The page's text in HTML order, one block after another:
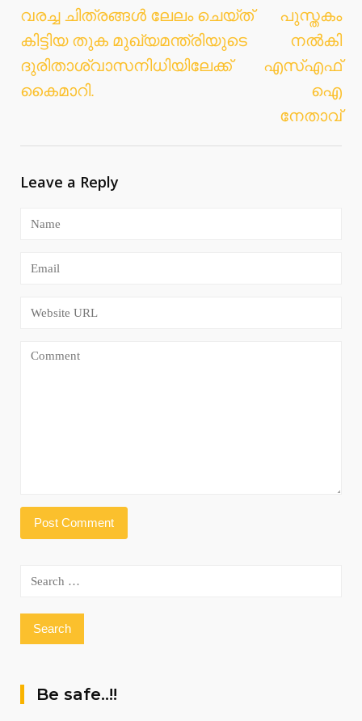
വരച്ച ചിത്രങ്ങള്‍ ലേലം ചെയ്ത്
കിട്ടിയ തുക മുഖ്യമന്ത്രിയുടെ
ദുരിതാശ്വാസനിധിയിലേക്ക്
കൈമാറി.
പുസ്തകം
നല്‍കി
എസ്എഫ്
ഐ
നേതാവ്
Leave a Reply
Search
Be safe..!!